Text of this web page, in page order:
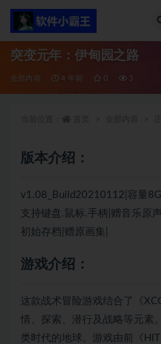
突变元年：伊甸园之路
全部内容 4 年前 0 3
版本介绍：
v1.08_Build20210112|容量
支持键盘.鼠标.手柄|赠音乐原
初始存档|赠原画集|
游戏介绍：
这款战术冒险游戏结合了《
情、探索、潜行及战略等元素
类时代的地球。游戏由前《